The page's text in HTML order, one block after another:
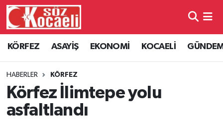
KÖRFEZ ASAYİŞ EKONOMİ KOCAELİ
HABERLER KÖRFEZ
Körfez İlimtepe yolu
asfaltlandı
Kocaeli Hava Durumu
Kocaeli Namaz Vakitleri
Kocaeli Trafik Yoğunluk Haritası